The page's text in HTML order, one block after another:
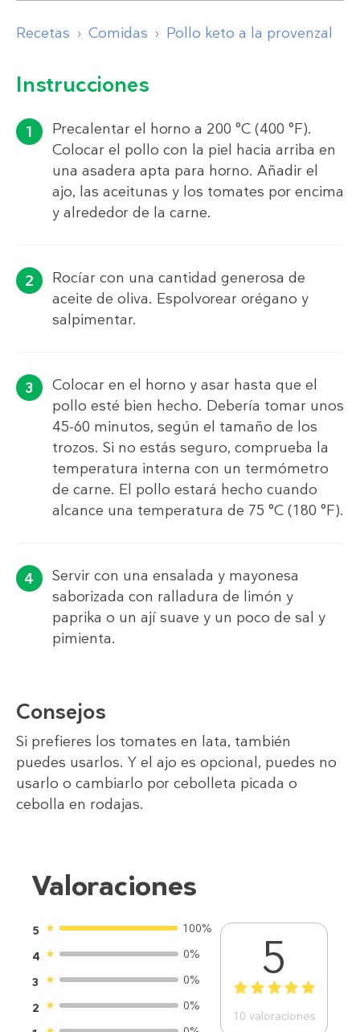
Recetas Comidas Pollo keto a la provenzal
Instrucciones
Precalentar el horno a 200 °C (400 °F).
Colocar el pollo con la piel hacia arriba en
una asadera apta para horno. Añadir el
ajo, las aceitunas y los tomates por encima
y alrededor de la carne.
Rocíar con una cantidad generosa de
aceite de oliva. Espolvorear orégano y
salpimentar.
Colocar en el horno y asar hasta que el
pollo esté bien hecho. Debería tomar unos
45-60 minutos, según el tamaño de los
trozos. Si no estás seguro, comprueba la
temperatura interna con un termómetro
de carne. El pollo estará hecho cuando
alcance una temperatura de 75 °C (180 °F).
Servir con una ensalada y mayonesa
saborizada con ralladura de limón y
paprika o un ají suave y un poco de sal y
pimienta.
Consejos
Si prefieres los tomates en lata, también
puedes usarlos. Y el ajo es opcional, puedes no
usarlo o cambiarlo por cebolleta picada o
cebolla en rodajas.
Valoraciones
5
100%
4
0%
3
0%
2
0%
5
1 2 3 4 5
10 valoraciones